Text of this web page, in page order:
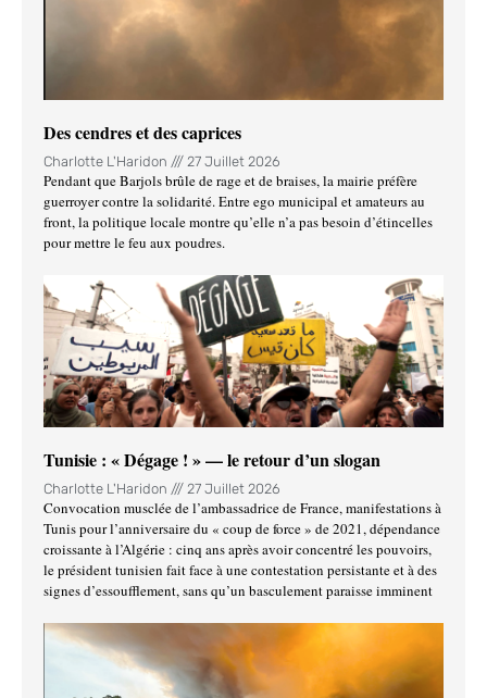
Des cendres et des caprices
Charlotte L'Haridon 27 Juillet 2026
Pendant que Barjols brûle de rage et de braises, la mairie préfère
guerroyer contre la solidarité. Entre ego municipal et amateurs au
front, la politique locale montre qu’elle n’a pas besoin d’étincelles
pour mettre le feu aux poudres.
Tunisie : « Dégage ! » — le retour d’un slogan
Charlotte L'Haridon 27 Juillet 2026
Convocation musclée de l’ambassadrice de France, manifestations à
Tunis pour l’anniversaire du « coup de force » de 2021, dépendance
croissante à l’Algérie : cinq ans après avoir concentré les pouvoirs,
le président tunisien fait face à une contestation persistante et à des
signes d’essoufflement, sans qu’un basculement paraisse imminent